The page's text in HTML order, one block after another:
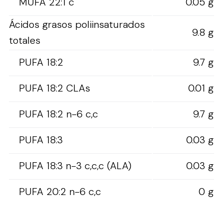
Ácidos grasos poliinsaturados
totales
9.8 g
PUFA 18:2
9.7 g
PUFA 18:2 CLAs
0.01 g
PUFA 18:2 n-6 c,c
9.7 g
PUFA 18:3
0.03 g
PUFA 18:3 n-3 c,c,c (ALA)
0.03 g
PUFA 20:2 n-6 c,c
0 g